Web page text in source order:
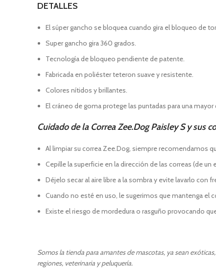
DETALLES
El súper gancho se bloquea cuando gira el bloqueo de
Super gancho gira 360 grados.
Tecnología de bloqueo pendiente de patente.
Fabricada en poliéster teteron suave y resistente.
Colores nítidos y brillantes.
El cráneo de goma protege las puntadas para una mayor
Cuidado de la Correa Zee.Dog Paisley S y sus
Al limpiar su correa Zee.Dog, siempre recomendamos
Cepille la superficie en la dirección de las correas (de
Déjelo secar al aire libre a la sombra y evite lavarlo con
Cuando no esté en uso, le sugerimos que mantenga el
Existe el riesgo de mordedura o rasguño provocando
Somos la tienda para amantes de mascotas, ya sean
regiones, veterinaria y peluquería.